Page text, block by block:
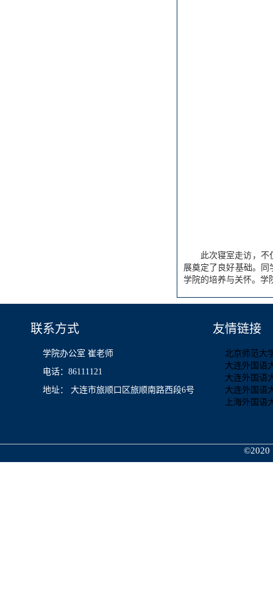
此次寝室走访，不
展奠定了良好基础。
学院的培养与关怀。学
联系方式
学院办公室 崔老师
电话：86111121
地址： 大连市旅顺口区旅顺南路西段6号
友情链接
北京师范大
大连外国语
大连外国语
大连外国语
上海外国语
©2020